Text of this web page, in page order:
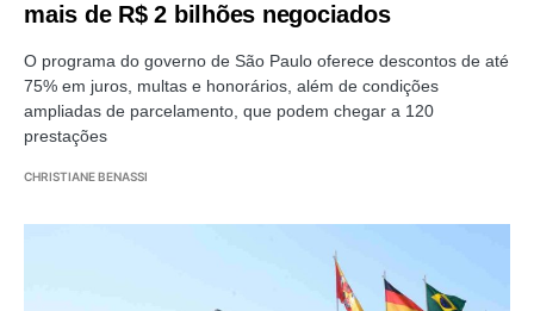
mais de R$ 2 bilhões negociados
O programa do governo de São Paulo oferece descontos de até
75% em juros, multas e honorários, além de condições
ampliadas de parcelamento, que podem chegar a 120
prestações
CHRISTIANE BENASSI